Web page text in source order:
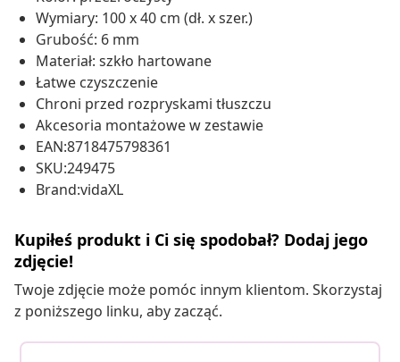
Wymiary: 100 x 40 cm (dł. x szer.)
Grubość: 6 mm
Materiał: szkło hartowane
Łatwe czyszczenie
Chroni przed rozpryskami tłuszczu
Akcesoria montażowe w zestawie
EAN:8718475798361
SKU:249475
Brand:vidaXL
Kupiłeś produkt i Ci się spodobał? Dodaj jego
zdjęcie!
Twoje zdjęcie może pomóc innym klientom. Skorzystaj
z poniższego linku, aby zacząć.